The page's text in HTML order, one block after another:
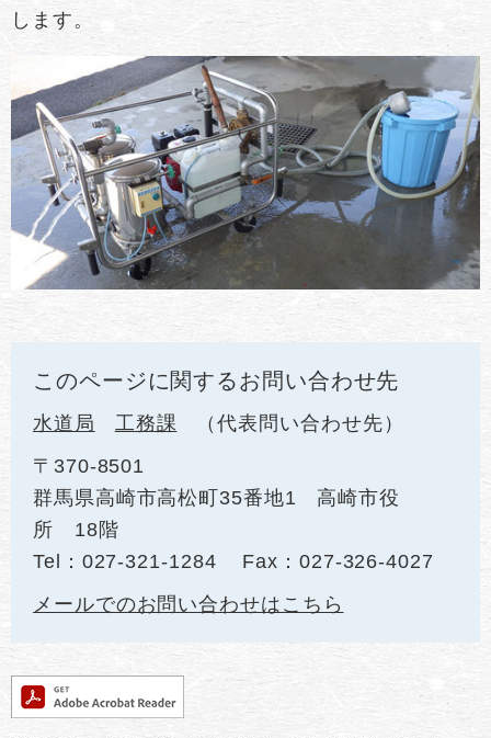
します。
このページに関するお問い合わせ先
水道局 工務課
代表問い合わせ先
〒370-8501
群馬県高崎市高松町35番地1 高崎市役
所 18階
Tel：027-321-1284
Fax：027-326-4027
メールでのお問い合わせはこちら